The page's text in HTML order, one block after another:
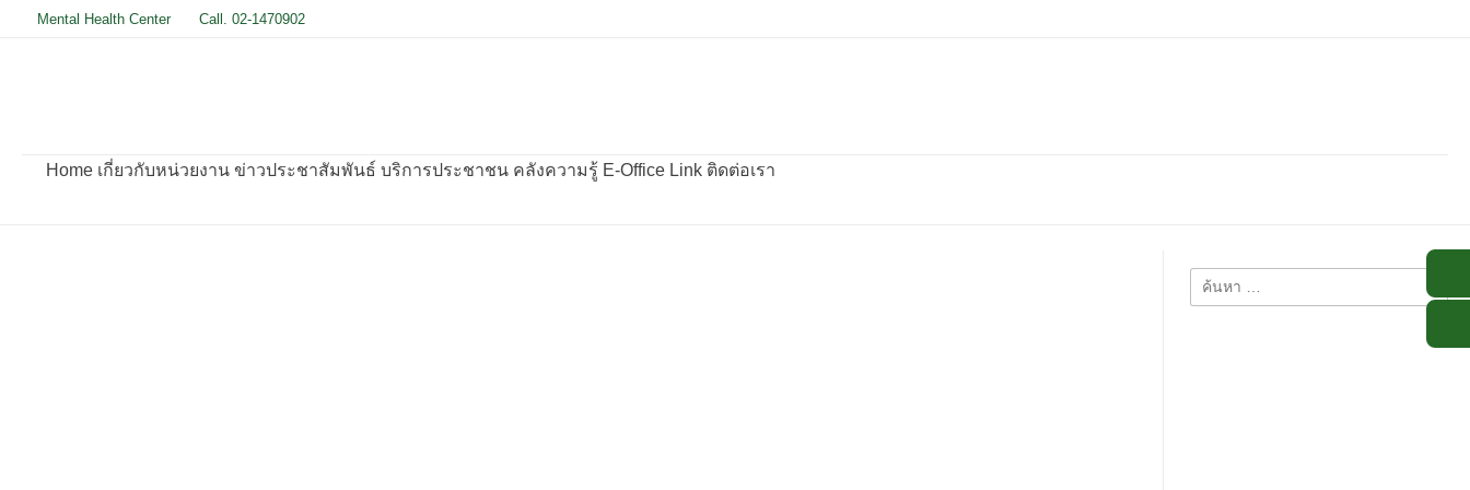
Mental Health Center Call. 02-1470902
Home เกี่ยวกับหน่วยงานข่าวประชาสัมพันธ์บริการประชาชนคลังความรู้E-OfficeLink ติดต่อเรา
ค้นหา
สำหรับ: